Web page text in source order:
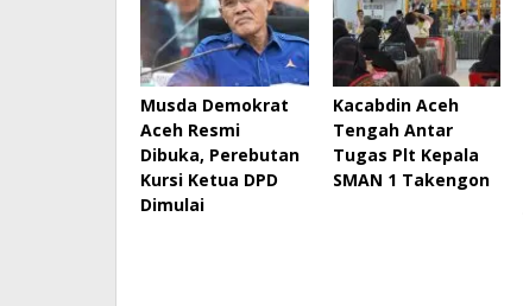
Musda Demokrat
Aceh Resmi
Dibuka, Perebutan
Kursi Ketua DPD
Dimulai
Kacabdin Aceh
Tengah Antar
Tugas Plt Kepala
SMAN 1 Takengon